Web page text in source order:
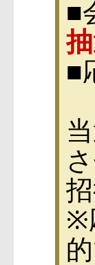
■
■
※